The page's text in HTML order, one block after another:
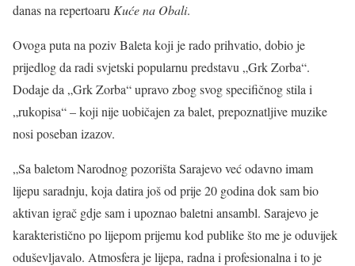
danas na repertoaru Kuće na Obali.
Ovoga puta na poziv Baleta koji je rado prihvatio, dobio je
prijedlog da radi svjetski popularnu predstavu „Grk Zorba“.
Dodaje da „Grk Zorba“ upravo zbog svog specifičnog stila i
„rukopisa“ – koji nije uobičajen za balet, prepoznatljive muzike
nosi poseban izazov.
„Sa baletom Narodnog pozorišta Sarajevo već odavno imam
lijepu saradnju, koja datira još od prije 20 godina dok sam bio
aktivan igrač gdje sam i upoznao baletni ansambl. Sarajevo je
karakteristično po lijepom prijemu kod publike što me je oduvijek
oduševljavalo. Atmosfera je lijepa, radna i profesionalna i to je